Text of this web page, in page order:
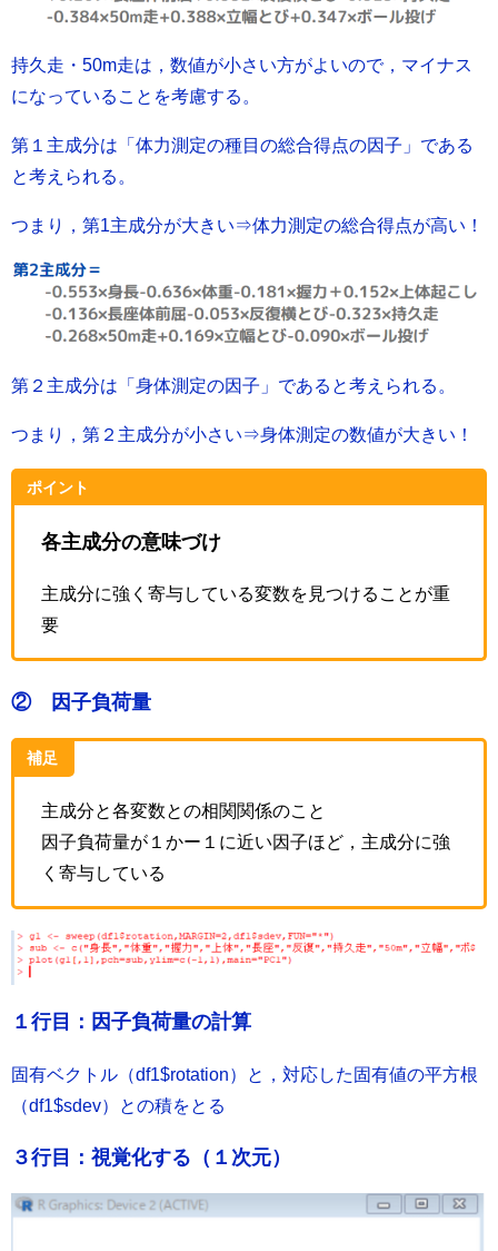
持久走・50m走は，数値が小さい方がよいので，マイナス
になっていることを考慮する。
第１主成分は「体力測定の種目の総合得点の因子」である
と考えられる。
つまり，第1主成分が大きい⇒体力測定の総合得点が高い！
第２主成分は「身体測定の因子」であると考えられる。
つまり，第２主成分が小さい⇒身体測定の数値が大きい！
ポイント
各主成分の意味づけ
主成分に強く寄与している変数を見つけることが重
要
② 因子負荷量
補足
主成分と各変数との相関関係のこと
因子負荷量が１かー１に近い因子ほど，主成分に強
く寄与している
１行目：因子負荷量の計算
固有ベクトル（df1$rotation）と，対応した固有値の平方根
（df1$sdev）との積をとる
３行目：視覚化する（１次元）